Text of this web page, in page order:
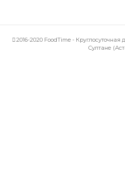
2016-2020 FoodTime -
Султане